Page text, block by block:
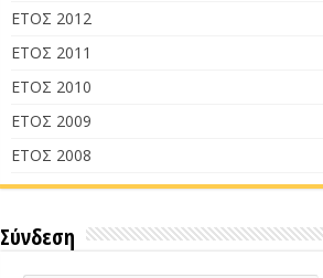
ΕΤΟΣ 2012
ΕΤΟΣ 2011
ΕΤΟΣ 2010
ΕΤΟΣ 2009
ΕΤΟΣ 2008
Σύνδεση